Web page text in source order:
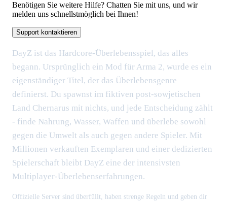
Benötigen Sie weitere Hilfe? Chatten Sie mit uns, und wir
melden uns schnellstmöglich bei Ihnen!
Support kontaktieren
DayZ ist das Hardcore-Überlebensspiel, das alles
begann. Ursprünglich ein Mod für Arma 2, wurde es ein
eigenständiger Titel, der das Überlebensgenre
definierst. Du spawnst im fiktiven post-sowjetischen
Land Chernarus mit nichts, und jede Entscheidung zählt
- finde Nahrung, Wasser, Waffen und überlebe sowohl
gegen die Umwelt als auch gegen andere Spieler. Mit
Millionen verkauften Exemplaren und einer dedizierten
Spielerschaft bleibt DayZ eine der intensivsten
Multiplayer-Überlebenserfahrungen.
Offizielle Server sind überfüllt, haben strenge Regeln und geben dir